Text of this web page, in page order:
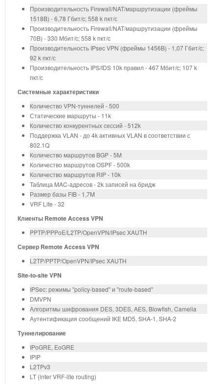
Производительность Firewall/NAT/маршрутизации (фреймы
1518B) - 6,78 Гбит/c; 558 k пкт/с
Производительность Firewall/NAT/маршрутизации (фреймы
70B) - 330 Мбит/c; 558 k пкт/c
Производительность IPsec VPN (фреймы 1456B) - 1,07 Гбит/c;
92 k пкт/с
Производительность IPS/IDS 10k правил - 467 Мбит/c; 107 k
пкт/с
Системные характеристики
Количество VPN-туннелей - 500
Статические маршруты - 11k
Количество конкурентных сессий - 512k
Поддержка VLAN - до 4k активных VLAN в соответствии с
802.1Q
Количество маршрутов BGP - 5M
Количество маршрутов OSPF - 500k
Количество маршрутов RIP - 10k
Таблица MAC-адресов - 2k записей на бридж
Размер базы FIB - 1,7M
VRF Lite - 32
Клиенты Remote Access VPN
PPTP/PPPoE/L2TP/OpenVPN/IPsec XAUTH
Сервер Remote Access VPN
L2TP/PPTP/OpenVPN/IPsec XAUTH
Site-to-site VPN
IPSec: режимы "policy-based" и "route-based"
DMVPN
Алгоритмы шифрования DES, 3DES, AES, Blowfish, Camelia
Аутентификация сообщений IKE MD5, SHA-1, SHA-2
Туннелирование
IPoGRE, EoGRE
IPIP
L2TPv3
LT (inter VRF-lite routing)